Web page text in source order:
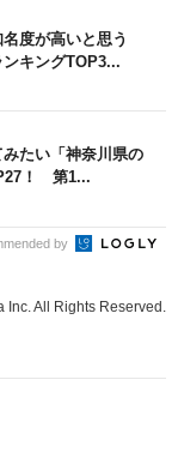
度が高いと思う
ンキングTOP3...
みたい「神奈川県の
！ 第1...
by
All Rights Reserved.